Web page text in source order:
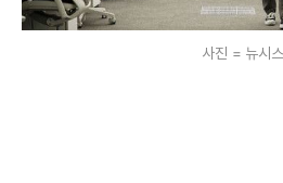
사진 = 뉴시스